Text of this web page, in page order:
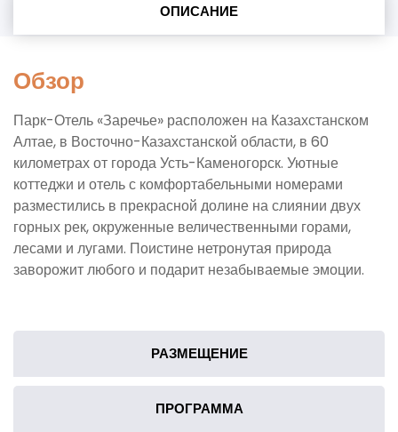
ОПИСАНИЕ
Обзор
Парк-Отель «Заречье» расположен на Казахстанском
Алтае, в Восточно-Казахстанской области, в 60
километрах от города Усть-Каменогорск. Уютные
коттеджи и отель с комфортабельными номерами
разместились в прекрасной долине на слиянии двух
горных рек, окруженные величественными горами,
лесами и лугами. Поистине нетронутая природа
заворожит любого и подарит незабываемые эмоции.
РАЗМЕЩЕНИЕ
ПРОГРАММА